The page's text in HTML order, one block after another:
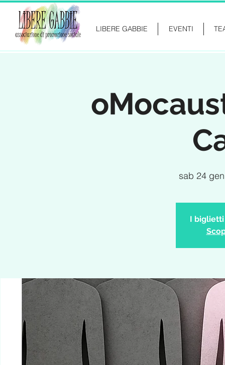
LIBERE GABBIE EVENTI
sab 24 gen
I